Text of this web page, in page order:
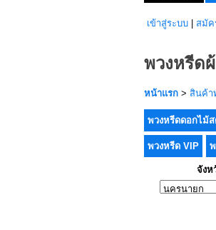
เข้าสู่ระบบ สมัค
พวงหรีด
หน้าแรก > สินค้า
พวงหรีดดอกไม้
พวงหรีด VIP
จังห